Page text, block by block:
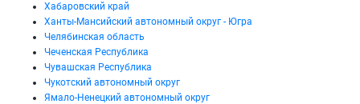
Хабаровский край
Ханты-Мансийский автономный округ - Югра
Челябинская область
Чеченская Республика
Чувашская Республика
Чукотский автономный округ
Ямало-Ненецкий автономный округ